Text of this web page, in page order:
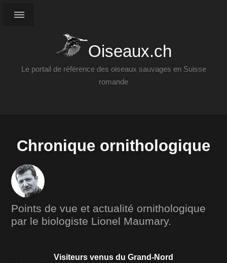
Oiseaux.ch
Le portail de référence des oiseaux sauvages en Suisse
romande
Chronique ornithologique
Points de vue et actualité ornithologique
par le biologiste Lionel Maumary.
Visiteurs venus du Grand-Nord